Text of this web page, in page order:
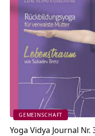
GEMEINSCHAFT
Yoga Vidya Journal Nr.